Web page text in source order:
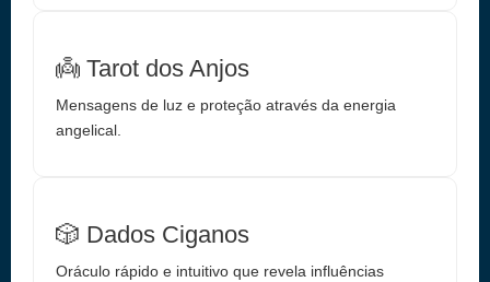
👼 Tarot dos Anjos
Mensagens de luz e proteção através da energia
angelical.
🎲 Dados Ciganos
Oráculo rápido e intuitivo que revela influências